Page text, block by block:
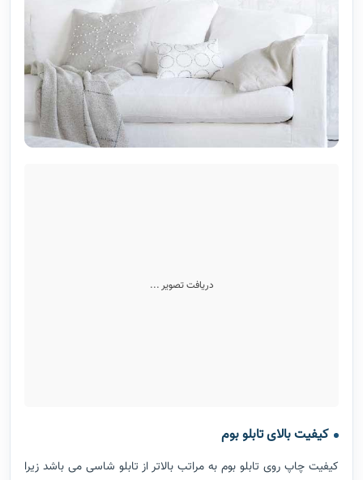
دریافت تصویر ...
کیفیت بالای تابلو بوم
کیفیت چاپ روی تابلو بوم به مراتب بالاتر از تابلو شاسی می باشد زیرا